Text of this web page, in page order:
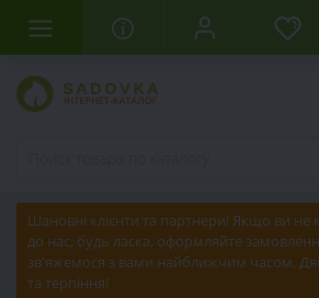
Шановні клієнти та партнери! Якщо ви не
до нас, будь ласка, оформляйте
зв'яжемося з вами найближчим часом.
та терпіння!